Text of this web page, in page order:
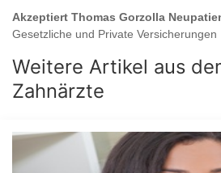
Akzeptiert Thomas Gorzolla
Gesetzliche und Private Versicherungen
Weitere Artikel aus
Zahnärzte